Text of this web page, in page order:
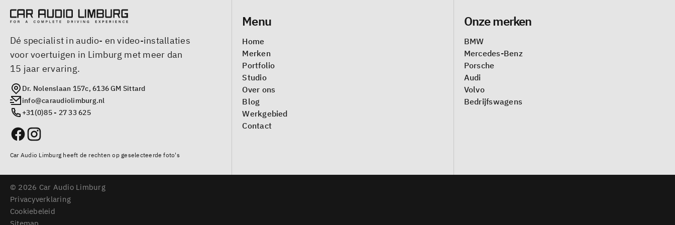
Dé specialist in audio- en video-installaties
voor voertuigen in Limburg met meer dan
15 jaar ervaring.
Dr. Nolenslaan 157c, 6136 GM Sittard
info@caraudiolimburg.nl
+31(0)85 - 27 33 625
Car Audio Limburg heeft de rechten op geselecteerde foto's
Menu
Home
Merken
Portfolio
Studio
Over ons
Blog
Werkgebied
Contact
Onze merken
BMW
Mercedes-Benz
Porsche
Audi
Volvo
Bedrijfswagens
© 2026 Car Audio Limburg
Privacyverklaring
Cookiebeleid